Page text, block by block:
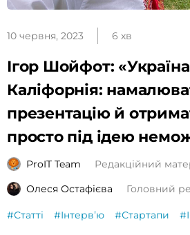
10 червня, 2023 6 хв
Ігор Шойфот:
Каліфорнія:
презентацію й
просто під ідею
ProIT Team
Редакційний
Олеся Остафієва
Головний
#Статті #Інтервʼю #Стартапи